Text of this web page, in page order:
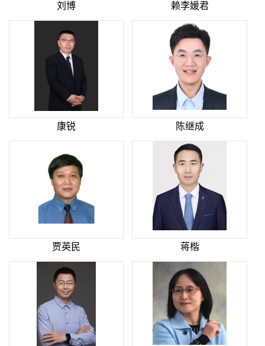
刘博 赖李媛君
康锐 陈继成
贾英民 蒋楷